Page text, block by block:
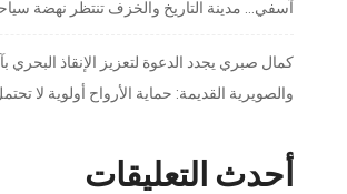
آسفي… مدينة التاريخ والخزف تنتظر نهضة
كمال صبري يجدد الدعوة لتعزيز الإنقاذ البحري
والصويرية القديمة: حماية الأرواح أولوية لا
أحدث التعليقات